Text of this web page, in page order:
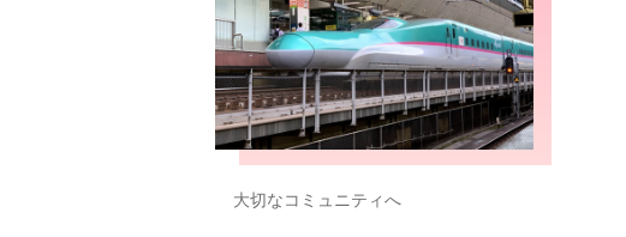
大切なコミュニティへ